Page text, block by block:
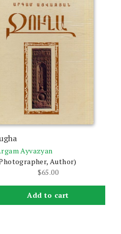
Ayvazyan
Author)
$65.00
Add to cart